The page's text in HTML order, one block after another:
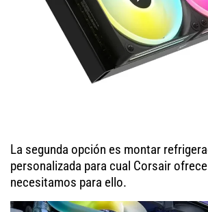
La segunda opción es montar
personalizada para cual Corsair
necesitamos para ello.